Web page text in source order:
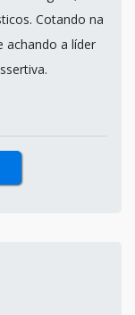
Cotando na
achando a líder